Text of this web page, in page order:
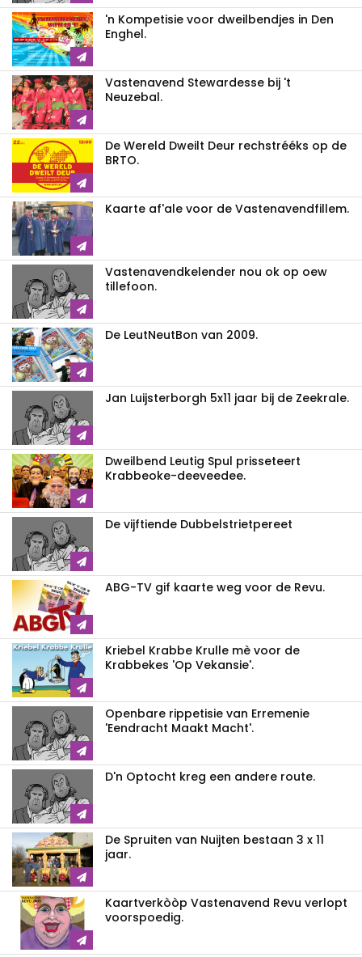
'n Kompetisie voor dweilbendjes in Den
Enghel.
Vastenavend Stewardesse bij 't
Neuzebal.
De Wereld Dweilt Deur rechstrééks op de
BRTO.
Kaarte af'ale voor de Vastenavendfillem.
Vastenavendkelender nou ok op oew
tillefoon.
De LeutNeutBon van 2009.
Jan Luijsterborgh 5x11 jaar bij de Zeekrale.
Dweilbend Leutig Spul prisseteert
Krabbeoke-deeveedee.
De vijftiende Dubbelstrietpereet
ABG-TV gif kaarte weg voor de Revu.
Kriebel Krabbe Krulle mè voor de
Krabbekes 'Op Vekansie'.
Openbare rippetisie van Erremenie
'Eendracht Maakt Macht'.
D'n Optocht kreg een andere route.
De Spruiten van Nuijten bestaan 3 x 11
jaar.
Kaartverkòòp Vastenavend Revu verlopt
voorspoedig.